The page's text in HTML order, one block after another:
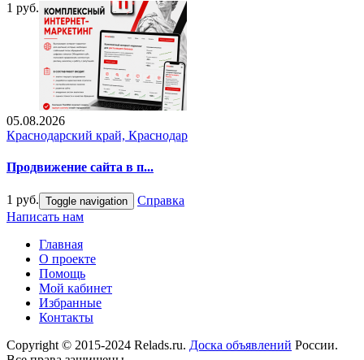
1 руб.
05.08.2026
Краснодарский край, Краснодар
Продвижение сайта в п...
1 руб. Toggle navigation
Справка
Написать нам
Главная
О проекте
Помощь
Мой кабинет
Избранные
Контакты
Copyright © 2015-2024 Relads.ru. Доска объявлений России.